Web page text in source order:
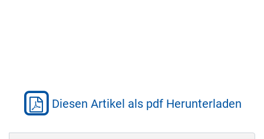
Diesen Artikel als pdf Herunterladen